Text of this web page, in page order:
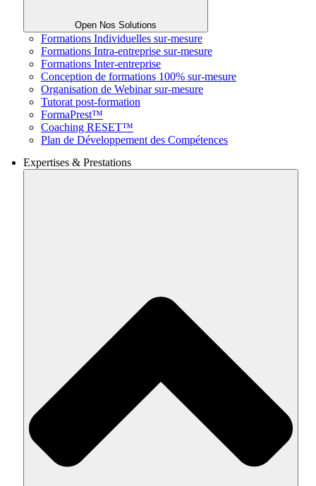
Open Nos Solutions
Formations Individuelles sur-mesure
Formations Intra-entreprise sur-mesure
Formations Inter-entreprise
Conception de formations 100% sur-mesure
Organisation de Webinar sur-mesure
Tutorat post-formation
FormaPrest™
Coaching RESET™
Plan de Développement des Compétences
Expertises & Prestations